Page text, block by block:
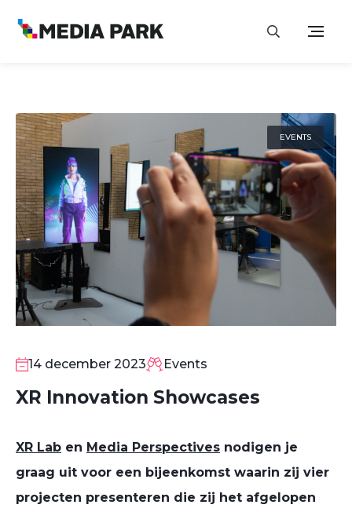
EVENTS
DEC
14 december 2023 Events
XR Innovation Showcases
XR Lab en Media Perspectives nodigen je
graag uit voor een bijeenkomst waarin zij vier
projecten presenteren die zij het afgelopen